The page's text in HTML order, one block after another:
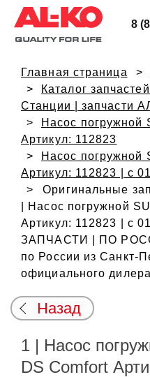
8
Главная страница
Каталог
Станции | запчасти
Насос погружной
Артикул: 112823
Насос погружной
Артикул: 112823 | с
Оригинальные
| Насос погружной
Артикул: 112823 | с
ЗАПЧАСТИ | ПО
по России из Санкт-
официального
Назад
1 | Насос
DS Comfort